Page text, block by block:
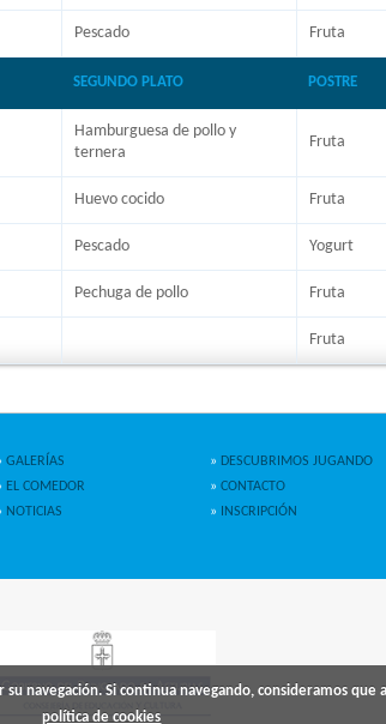
Pescado Fruta
SEGUNDO PLATO POSTRE
Hamburguesa de pollo y
ternera
Fruta
Huevo cocido Fruta
Pescado Yogurt
Pechuga de pollo Fruta
Fruta
GALERÍAS
EL COMEDOR
NOTICIAS
» DESCUBRIMOS JUGANDO
» CONTACTO
» INSCRIPCIÓN
navegación. Si continua navegando, consideramos que
política de cookies